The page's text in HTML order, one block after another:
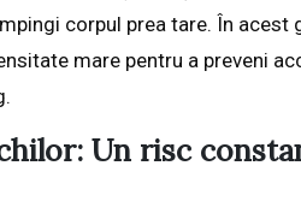
corpul prea tare. În acest
mare pentru a preveni
Un risc